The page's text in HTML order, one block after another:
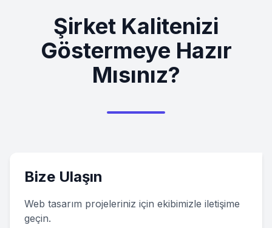
Şirket Kalitenizi
Göstermeye Hazır
Mısınız?
Bize Ulaşın
Web tasarım projeleriniz için ekibimizle iletişime
geçin.